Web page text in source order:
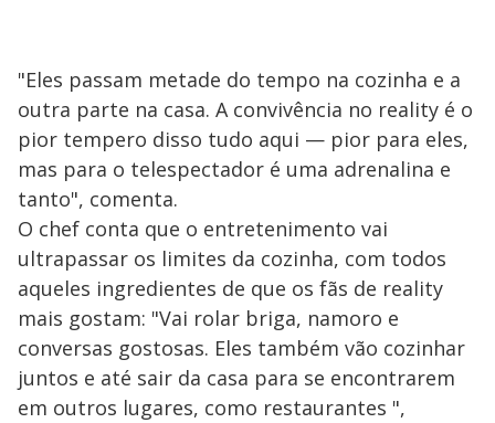
"Eles passam metade do tempo na cozinha e a
outra parte na casa. A convivência no reality é o
pior tempero disso tudo aqui — pior para eles,
mas para o telespectador é uma adrenalina e
tanto", comenta.
O chef conta que o entretenimento vai
ultrapassar os limites da cozinha, com todos
aqueles ingredientes de que os fãs de reality
mais gostam: "Vai rolar briga, namoro e
conversas gostosas. Eles também vão cozinhar
juntos e até sair da casa para se encontrarem
em outros lugares, como restaurantes ",